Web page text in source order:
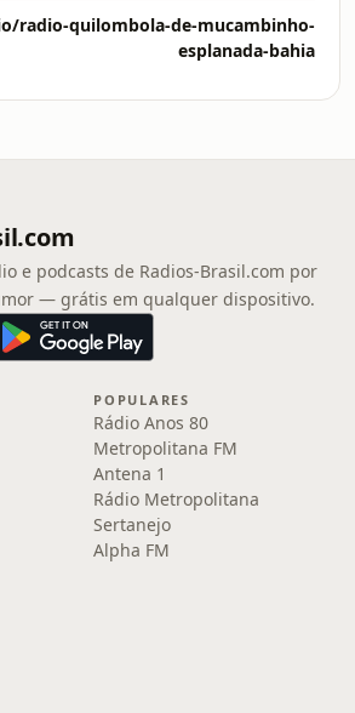
radio-quilombola-de-mucambinho-
esplanada-bahia
e podcasts de Radios-Brasil.com por
— grátis em qualquer dispositivo.
POPULARES
Rádio Anos 80
Metropolitana FM
Antena 1
Rádio Metropolitana
Sertanejo
Alpha FM